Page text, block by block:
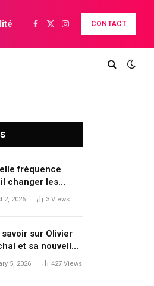
Facebook
X
Instagram
CONTACT
fréquence
changer les
d’une tondeuse
2, 2026 3 Views
sur Olivier
et sa nouvelle
5, 2026 427 Views